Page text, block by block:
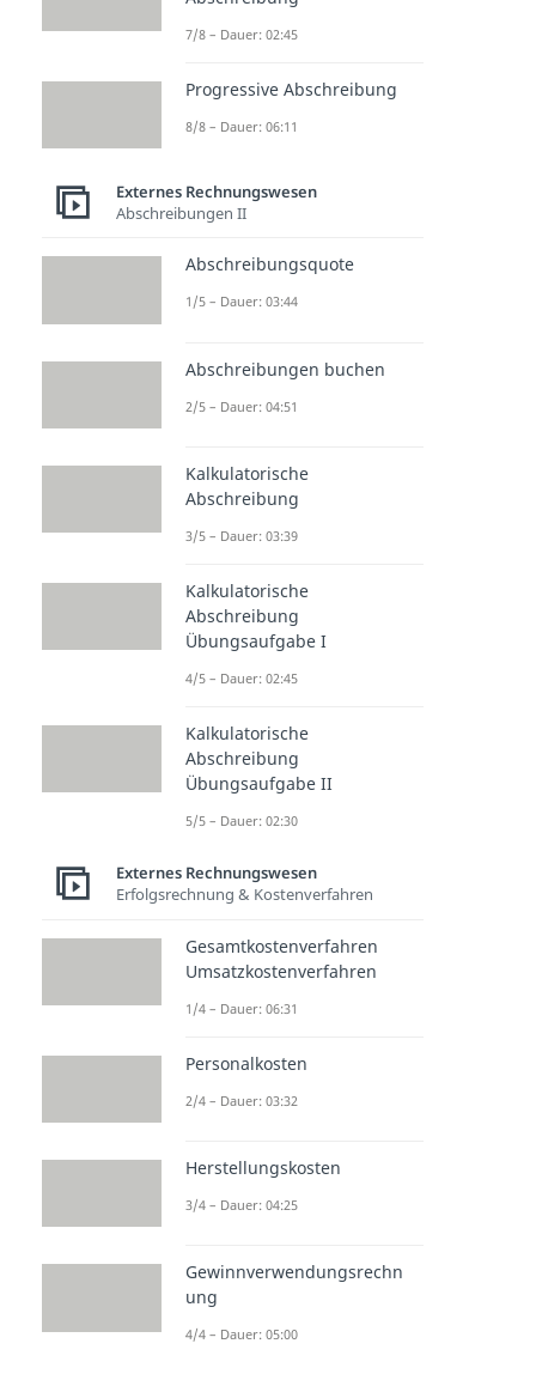
7/8 – Dauer: 02:45
Progressive Abschreibung
8/8 – Dauer: 06:11
Externes Rechnungswesen
Abschreibungen II
Abschreibungsquote
1/5 – Dauer: 03:44
Abschreibungen buchen
2/5 – Dauer: 04:51
Kalkulatorische
Abschreibung
3/5 – Dauer: 03:39
Kalkulatorische
Abschreibung
Übungsaufgabe I
4/5 – Dauer: 02:45
Kalkulatorische
Abschreibung
Übungsaufgabe II
5/5 – Dauer: 02:30
Externes Rechnungswesen
Erfolgsrechnung & Kostenverfahren
Gesamtkostenverfahren
Umsatzkostenverfahren
1/4 – Dauer: 06:31
Personalkosten
2/4 – Dauer: 03:32
Herstellungskosten
3/4 – Dauer: 04:25
Gewinnverwendungsrechn
ung
4/4 – Dauer: 05:00